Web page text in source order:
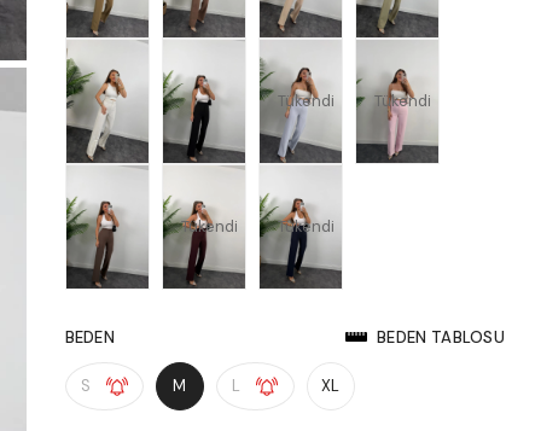
Tükendi Tükendi
Tükendi Tükendi
BEDEN TABLOSU
BEDEN
S M L XL